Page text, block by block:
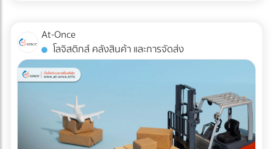
ขัง สิ่งที่ต้องทำ: ก่อนปูพื้นใหม่ ควรเช็กระดับความลาดเอียงของ
พื้นคอนกรีตว่าสามารถทำให้น้ำไหล ลงท่อได้สะดวกหรือไม่ และ
ควรเพิ่มจุดระบายน้ำ หรือใส่ตะแกรงกันเศษใบไม้ขยะอุดตัน ????
จุดบอดสำคัญ: ทำไม "ระบบกันซึม" ถึงเป็นสิ่งที่ห้ามตัดงบทิ้งเด็ด
ขาด? หลายคนมักตกหลุมพรางด้วยการนำหญ้าเทียม แผ่นไม้
เทียม (Wood Plastic Composite) หรือกระเบื้อง ไปปูทับลงบน
พื้นคอนกรีตดาดฟ้าเดิมโดยตรง เพราะคิดว่าพื้นปูนเก่าก็ดูแข็ง
แรงดี แต่นี่คือ "ฝันร้าย" ที่รอวันปะทุเมื่อหน้าฝนมาเยือน
เกล็ดน้ำแข็ง (Freezer Burn) หรือเปล่า? และถุงจะกรอบแตกใน
ห้องเย็นไหม?" ความกังวลนี้คือความจริงที่หลีกเลี่ยงไม่ได้ ใน
อุตสาหกรรมอาหารแช่แข็ง การใช้วัสดุรักษ์โลกแบบผิดประเภทอาจ
ทำให้อายุการเก็บรักษาที่เคยอยู่ได้นาน 1-2 ปี ลดลงอย่าง
ฮวบฮาบ หรือเกิดความเสียหายระหว่างขนส่ง ซึ่งส่งผลกระทบ
อย่างรุนแรงต่อกำไรและชื่อเสียงของแบรนด์ เรามาทำความเข้าใจ
ความท้าทายนี้ตามความเป็นจริง พร้อมหา "ทางรอด" เชิง
วิศวกรรมที่จะช่วยให้โรงงานของคุณรักษ์โลกได้ โดยที่อาหารแช่
At-Once
โลจิสติกส์ คลังสินค้า และการจัดส่ง